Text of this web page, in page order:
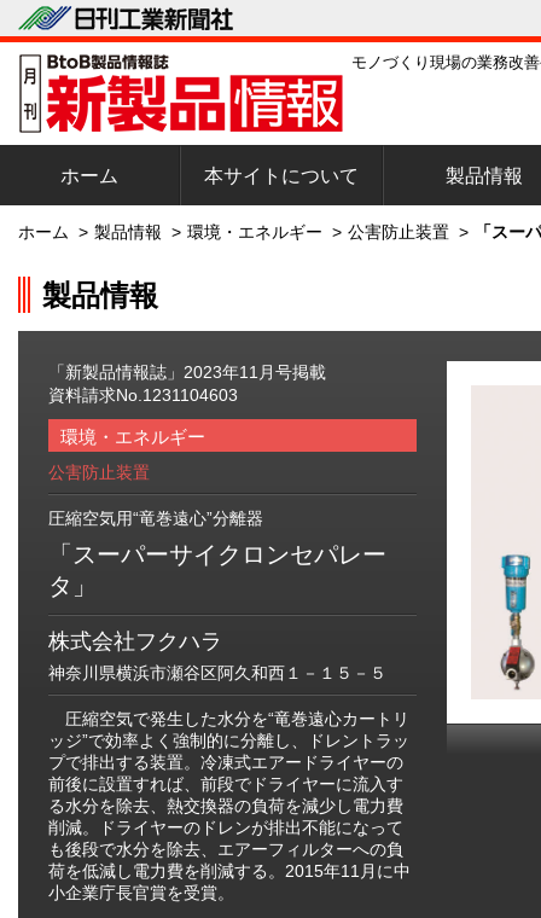
モノづくり現場の業務改
ホーム 本サイトについて 製品情報
ホーム > 製品情報 > 環境・エネルギー > 公害防止装置 > 「スー
製品情報
「新製品情報誌」2023年11月号掲載
資料請求No.1231104603
環境・エネルギー
公害防止装置
圧縮空気用“竜巻遠心”分離器
「スーパーサイクロンセパレー
タ」
株式会社フクハラ
神奈川県横浜市瀬谷区阿久和西１－１５－５
圧縮空気で発生した水分を“竜巻遠心カートリ
ッジ”で効率よく強制的に分離し、ドレントラッ
プで排出する装置。冷凍式エアードライヤーの
前後に設置すれば、前段でドライヤーに流入す
る水分を除去、熱交換器の負荷を減少し電力費
削減。ドライヤーのドレンが排出不能になって
も後段で水分を除去、エアーフィルターへの負
荷を低減し電力費を削減する。2015年11月に中
小企業庁長官賞を受賞。